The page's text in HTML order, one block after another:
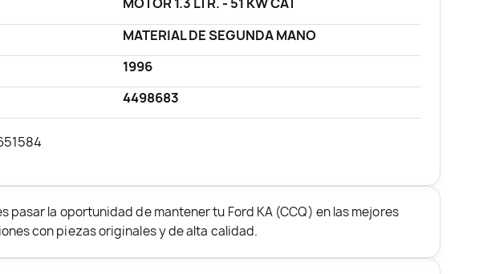
MOTOR 1.3 LTR. - 51 KW CAT
MATERIAL DE SEGUNDA MANO
1996
4498683
pasar la oportunidad de mantener tu Ford KA (CCQ) en las mejores
con piezas originales y de alta calidad.